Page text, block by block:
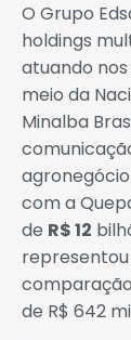
O Grupo
holdings
atuando
meio da
Minalba
com a
de R$ 12
de R$ 642